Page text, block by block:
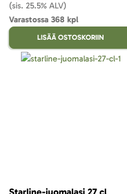
(sis. 25.5% ALV)
Varastossa 368 kpl
LISÄÄ OSTOSKORIIN
Starline-juomalasi 27 cl